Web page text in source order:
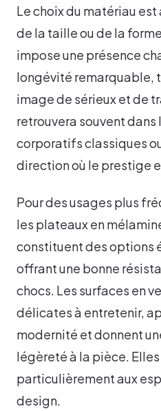
Le choix du matériau
de la taille ou de la
impose une présence
longévité remarquable,
image de sérieux et de
retrouvera souvent dans
corporatifs classiques
direction où le prestige
Pour des usages plus
les plateaux en
constituent des options
offrant une bonne
chocs. Les surfaces en
délicates à entretenir,
modernité et donnent
légèreté à la pièce.
particulièrement aux
design.